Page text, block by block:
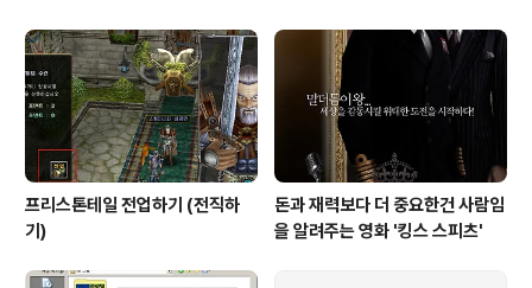
게 들려요!)
프리스톤테일 전업하기 (전직하
기)
돈과 재력보다 더 중요한건 사람임
을 알려주는 영화 '킹스 스피츠'